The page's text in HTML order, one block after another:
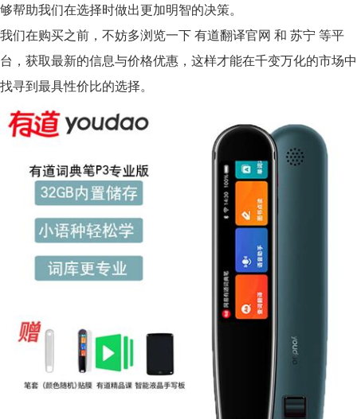
够帮助我们在选择时做出更加明智的决策。
我们在购买之前，不妨多浏览一下有道翻译官网 和 苏宁 等平
台，获取最新的信息与价格优惠，这样才能在千变万化的市场中
找寻到最具性价比的选择。